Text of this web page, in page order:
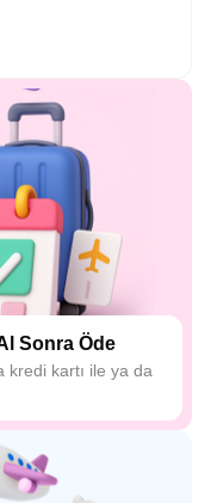
Sonra Öde
kredi kartı ile ya da